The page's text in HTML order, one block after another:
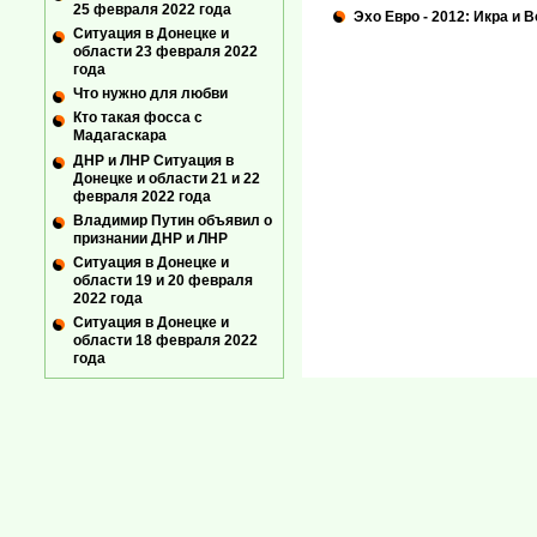
Эхо Евро - 2012: Икра и
25 февраля 2022 года
Ситуация в Донецке и
области 23 февраля 2022
года
Что нужно для любви
Кто такая фосса с
Мадагаскара
ДНР и ЛНР Ситуация в
Донецке и области 21 и 22
февраля 2022 года
Владимир Путин объявил о
признании ДНР и ЛНР
Ситуация в Донецке и
области 19 и 20 февраля
2022 года
Ситуация в Донецке и
области 18 февраля 2022
года